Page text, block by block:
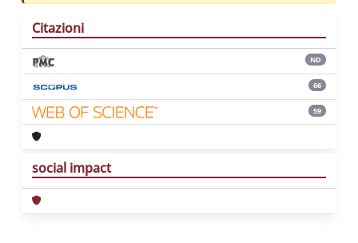
Citazioni
ND
66
59
social impact